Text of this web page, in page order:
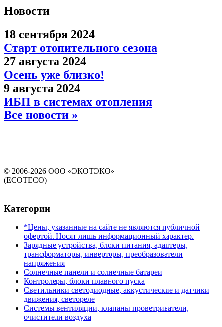
Новости
18 сентября 2024
Старт отопительного сезона
27 августа 2024
Осень уже близко!
9 августа 2024
ИБП в системах отопления
Все новости »
© 2006-2026 ООО «ЭКОТЭКО»
(ECOTECO)
Категории
*Цены, указанные на сайте не являются публичной
офертой. Носят лишь информационный характер.
Зарядные устройства, блоки питания, адаптеры,
трансформаторы, инверторы, преобразователи
напряжения
Солнечные панели и солнечные батареи
Контролеры, блоки плавного пуска
Светильники светодиодные, аккустические и датчики
движения, светореле
Системы вентиляции, клапаны проветриватели,
очистители воздуха